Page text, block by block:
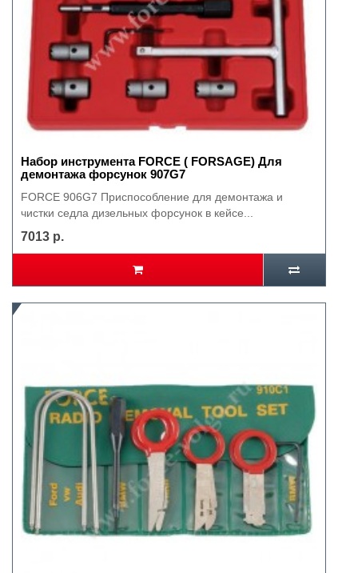
Набор инструмента FORCE ( FORSAGE) Для
демонтажа форсунок 907G7
FORCE 906G7 Приспособление для демонтажа и
чистки седла дизельных форсунок в кейсе...
7013 р.